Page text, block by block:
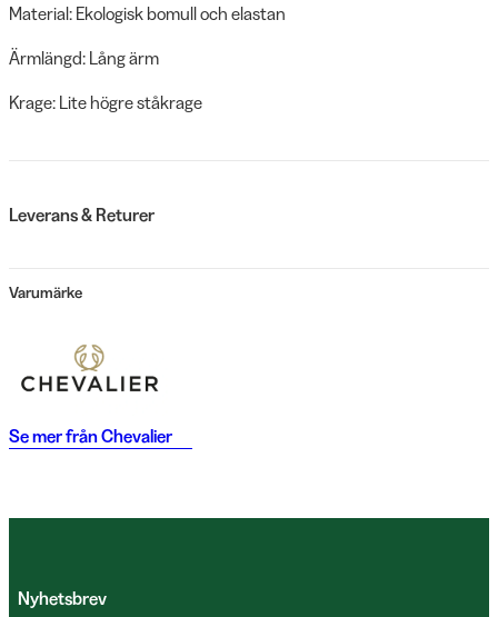
Material: Ekologisk bomull och elastan
Ärmlängd: Lång ärm
Krage: Lite högre ståkrage
Leverans & Returer
Varumärke
Se mer frånChevalier
Nyhetsbrev